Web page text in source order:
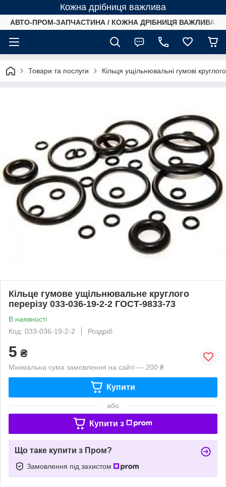
Кожна дрібниця важлива
АВТО-ПРОМ-ЗАПЧАСТИНА / КОЖНА ДРІБНИЦЯ ВАЖЛИВА /
Товари та послуги Кільця ущільнювальні гумові
Кільце гумове ущільнювальне круглого
перерізу 033-036-19-2-2 ГОСТ-9833-73
В наявності
Код: 033-036-19-2-2
Роздріб
5 ₴
Мінімальна сума замовлення на сайті — 200 ₴
Купити
або
Купити з
Що таке купити з Пром?
Замовлення під захистом